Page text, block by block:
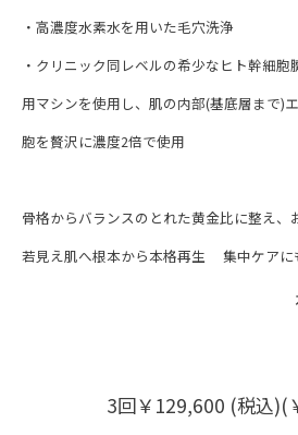
・高濃度水素水を用いた毛穴洗浄
・クリニック同レベルの希少なヒト幹細
用マシンを使用し、肌の内部(基底層まで)
胞を贅沢に濃度2倍で使用
骨格からバランスのとれた黄金比に整え、
若見え肌へ根本から本格再生 集中ケアに
3回￥129,600 (税込)(